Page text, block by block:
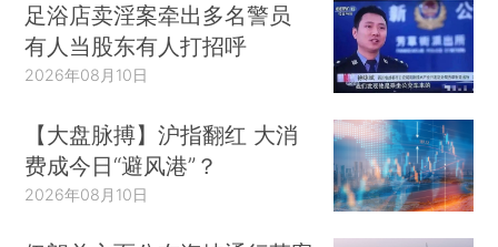
足浴店卖淫案牵出多名警员
有人当股东有人打招呼
2026年08月10日
【大盘脉搏】沪指翻红 大消
费成今日“避风港”？
2026年08月10日